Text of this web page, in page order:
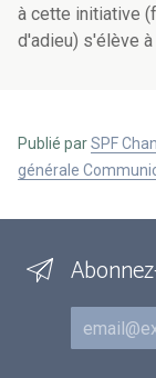
à cette initiative
d'adieu) s'élève à
Publié parSPF
générale
Courriel